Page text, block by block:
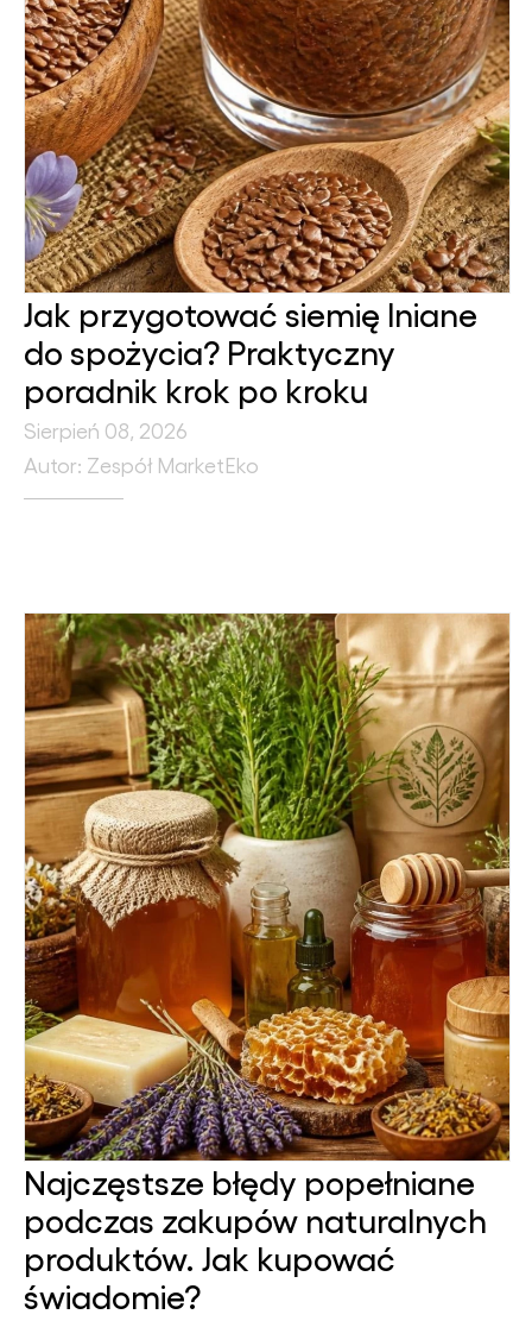
Jak przygotować siemię lniane
do spożycia? Praktyczny
poradnik krok po kroku
Sierpień 08, 2026
Autor: Zespół MarketEko
Najczęstsze błędy popełniane
podczas zakupów naturalnych
produktów. Jak kupować
świadomie?